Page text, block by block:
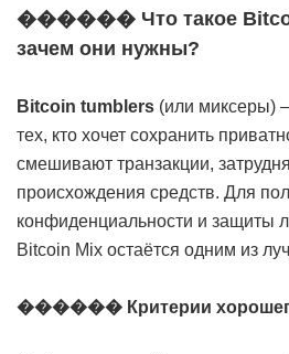
������ Что такое
зачем они нужны?
Bitcoin tumblers (или миксеры)
тех, кто хочет сохранить
смешивают транзакции,
происхождения средств. Для
конфиденциальности и защиты
Bitcoin Mix остаётся одним из
������ Критерии